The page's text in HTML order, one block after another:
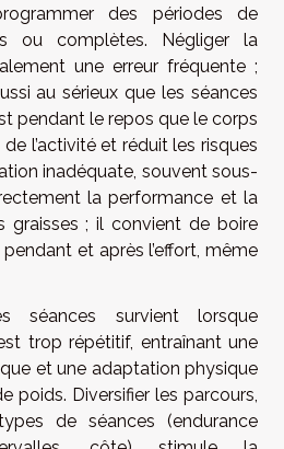
des périodes de
ou complètes. Négliger la
une erreur fréquente ;
au sérieux que les séances
pendant le repos que le corps
l’activité et réduit les risques
inadéquate, souvent sous-
la performance et la
graisses ; il convient de boire
et après l’effort, même
séances survient lorsque
trop répétitif, entraînant une
et une adaptation physique
poids. Diversifier les parcours,
de séances (endurance